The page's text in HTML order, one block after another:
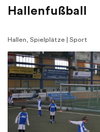
Hallenfußball
Hallen, Spielplätze | Sport